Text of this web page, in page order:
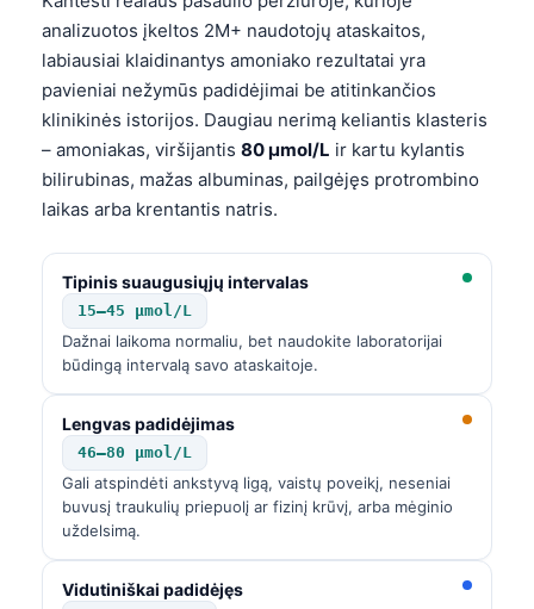
analizuotos įkeltos 2M+ naudotojų ataskaitos,
labiausiai klaidinantys amoniako rezultatai yra
pavieniai nežymūs padidėjimai be atitinkančios
klinikinės istorijos. Daugiau nerimą keliantis klasteris
– amoniakas, viršijantis 80 µmol/L ir kartu kylantis
bilirubinas, mažas albuminas, pailgėjęs protrombino
laikas arba krentantis natris.
Tipinis suaugusiųjų intervalas
15–45 µmol/L
Dažnai laikoma normaliu, bet naudokite laboratorijai
būdingą intervalą savo ataskaitoje.
Lengvas padidėjimas
46–80 µmol/L
Gali atspindėti ankstyvą ligą, vaistų poveikį, neseniai
buvusį traukulių priepuolį ar fizinį krūvį, arba mėginio
uždelsimą.
Vidutiniškai padidėjęs